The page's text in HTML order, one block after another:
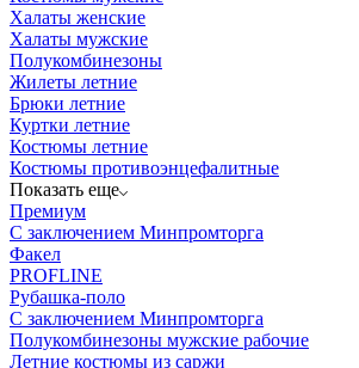
Халаты женские
Халаты мужские
Полукомбинезоны
Жилеты летние
Брюки летние
Куртки летние
Костюмы летние
Костюмы противоэнцефалитные
Показать еще
Премиум
С заключением Минпромторга
Факел
PROFLINE
Рубашка-поло
С заключением Минпромторга
Полукомбинезоны мужские рабочие
Летние костюмы из саржи